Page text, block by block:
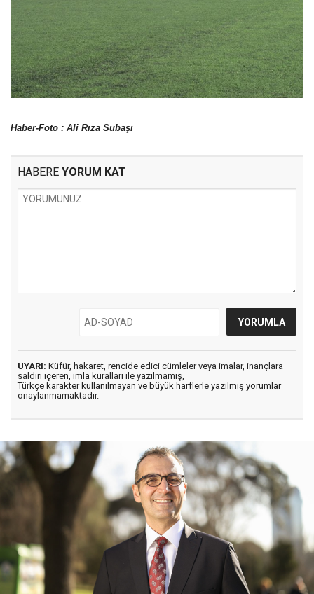
Haber-Foto : Ali Rıza Subaşı
HABERE YORUM KAT
UYARI: Küfür, hakaret, rencide edici cümleler veya imalar, inançlara
saldırı içeren, imla kuralları ile yazılmamış,
Türkçe karakter kullanılmayan ve büyük harflerle yazılmış yorumlar
onaylanmamaktadır.